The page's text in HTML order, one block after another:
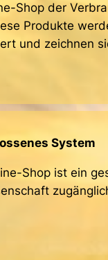
Shop der
Produkte
und zeichnen
System
Shop ist ein